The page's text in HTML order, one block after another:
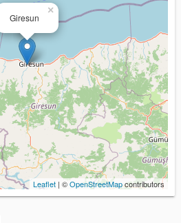
Giresun
×
Leaflet | ©OpenStreetMapcontributors